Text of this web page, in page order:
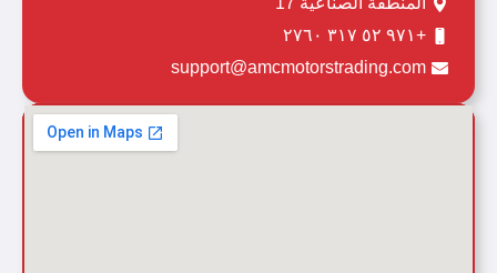
+٩٧١ ٥٢ ٣١٧ ٢٧٦٠
support@amcmotorstrading.com